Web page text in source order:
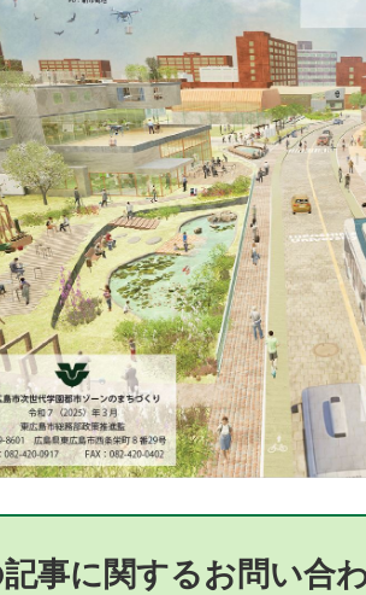
事に関するお問い合